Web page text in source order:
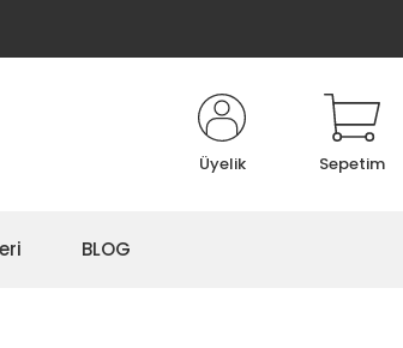
Üyelik Sepetim
BLOG